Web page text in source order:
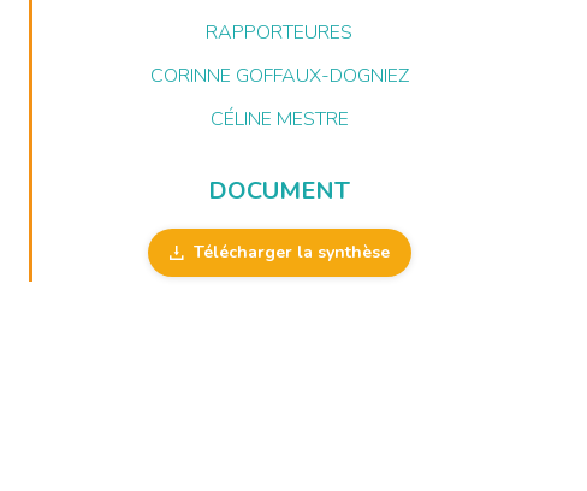
RAPPORTEURES
CORINNE GOFFAUX-DOGNIEZ
CÉLINE MESTRE
DOCUMENT
Télécharger la synthèse